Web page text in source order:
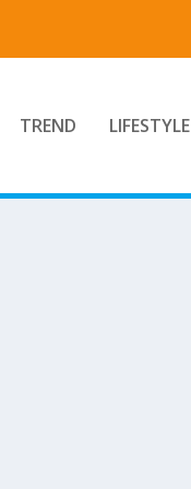
TREND LIFESTYLE